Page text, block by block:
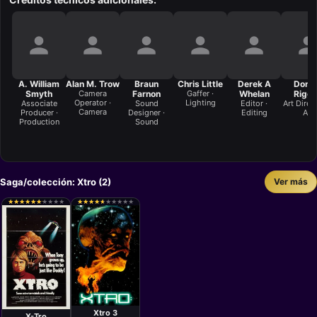
A. William
Smyth
Associate
Producer ·
Production
Alan M. Trow
Camera
Operator ·
Camera
Braun
Farnon
Sound
Designer ·
Sound
Chris Little
Gaffer ·
Lighting
Derek A
Whelan
Editor ·
Editing
Art
Art
Saga/colección: Xtro (2) Ver más
★
★★
★★
★★
★★
★★
★★
★ ★
★ ★
★ ★
★
Película
Harry Bromley
Davenport
★
★★
★★
★★
★★
★ ★
★ ★
★ ★
★ ★
★ ★
★
Película
Harry Bromley
Davenport
Xtro 3